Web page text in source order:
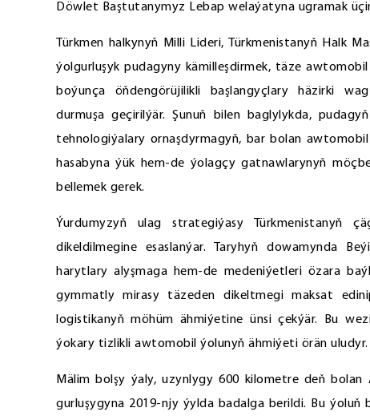
Döwlet Baştutanymyz Lebap welaýatyna ugramak
Türkmen halkynyň Milli Lideri, Türkmenistanyň Halk
ýolgurluşyk pudagyny kämilleşdirmek, täze
boýunça öňdengörüjilikli başlangyçlary häzirki
durmuşa geçirilýär. Şunuň bilen baglylykda,
tehnologiýalary ornaşdyrmagyň, bar bolan
hasabyna ýük hem-de ýolagçy gatnawlarynyň
bellemek gerek.
Ýurdumyzyň ulag strategiýasy Türkmenistanyň
dikeldilmegine esaslanýar. Taryhyň dowamynda
harytlary alyşmaga hem-de medeniýetleri özara
gymmatly mirasy täzeden dikeltmegi maksat
logistikanyň möhüm ähmiýetine ünsi çekýär. Bu
ýokary tizlikli awtomobil ýolunyň ähmiýeti örän uludyr.
Mälim bolşy ýaly, uzynlygy 600 kilometre deň
gurluşygyna 2019-njy ýylda badalga berildi. Bu